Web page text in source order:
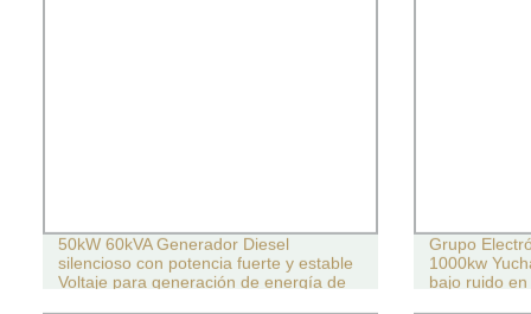
50kW 60kVA Generador Diesel
silencioso con potencia fuerte y estable
Voltaje para generación de energía de
Grupo
1000kw
bajo ruido